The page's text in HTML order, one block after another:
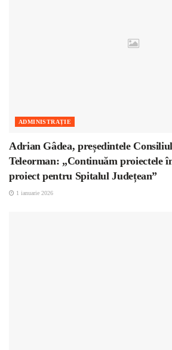
ADMINISTRAȚIE
Adrian Gâdea, președintele
Teleorman: „Continuăm proiectele
proiect pentru Spitalul Județean”
1 ianuarie 2026